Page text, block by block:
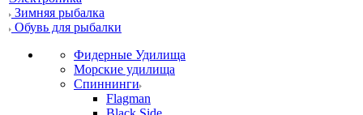
Зимняя рыбалка
Обувь для рыбалки
Фидерные Удилища
Морские удилища
Спиннинги
Flagman